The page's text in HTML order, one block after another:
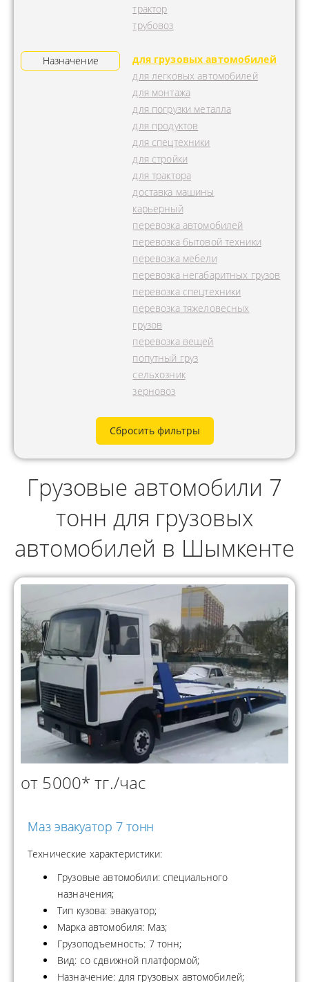
трактор
трубовоз
Назначение
для грузовых автомобилей
для легковых автомобилей
для монтажа
для погрузки металла
для продуктов
для спецтехники
для стройки
для трактора
доставка машины
карьерный
перевозка автомобилей
перевозка бытовой техники
перевозка мебели
перевозка негабаритных грузов
перевозка спецтехники
перевозка тяжеловесных
грузов
перевозка вещей
попутный груз
сельхозник
зерновоз
Сбросить фильтры
Грузовые автомобили 7
тонн для грузовых
автомобилей в Шымкенте
от 5000* тг./час
Маз эвакуатор 7 тонн
Технические характеристики:
Грузовые автомобили: специального
назначения;
Тип кузова: эвакуатор;
Марка автомобиля: Маз;
Грузоподъемность: 7 тонн;
Вид: со сдвижной платформой;
Назначение: для грузовых автомобилей;